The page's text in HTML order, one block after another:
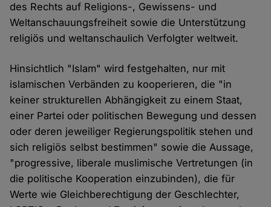
des Rechts auf Religions-, Gewissens- und
Weltanschauungsfreiheit sowie die Unterstützung
religiös und weltanschaulich Verfolgter weltweit.
Hinsichtlich "Islam" wird festgehalten, nur mit
islamischen Verbänden zu kooperieren, die "in
keiner strukturellen Abhängigkeit zu einem Staat,
einer Partei oder politischen Bewegung und dessen
oder deren jeweiliger Regierungspolitik stehen und
sich religiös selbst bestimmen" sowie die Aussage,
"progressive, liberale muslimische Vertretungen (in
die politische Kooperation einzubinden), die für
Werte wie Gleichberechtigung der Geschlechter,